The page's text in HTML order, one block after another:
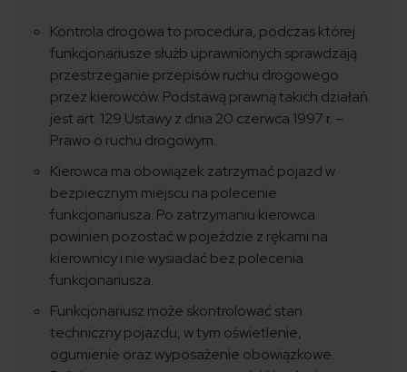
Kontrola drogowa to procedura, podczas której
funkcjonariusze służb uprawnionych sprawdzają
przestrzeganie przepisów ruchu drogowego
przez kierowców. Podstawą prawną takich działań
jest art. 129 Ustawy z dnia 20 czerwca 1997 r. –
Prawo o ruchu drogowym.
Kierowca ma obowiązek zatrzymać pojazd w
bezpiecznym miejscu na polecenie
funkcjonariusza. Po zatrzymaniu kierowca
powinien pozostać w pojeździe z rękami na
kierownicy i nie wysiadać bez polecenia
funkcjonariusza.
Funkcjonariusz może skontrolować stan
techniczny pojazdu, w tym oświetlenie,
ogumienie oraz wyposażenie obowiązkowe.